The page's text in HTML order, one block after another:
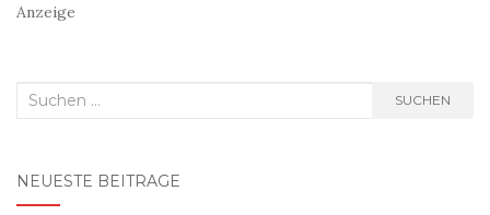
Anzeige
Suchen
SUCHEN
NEUESTE BEITRÄGE